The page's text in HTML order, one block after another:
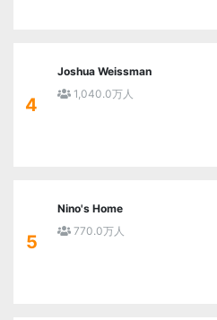
4
Joshua Weissman
1,040.0万人
5
Nino's Home
770.0万人